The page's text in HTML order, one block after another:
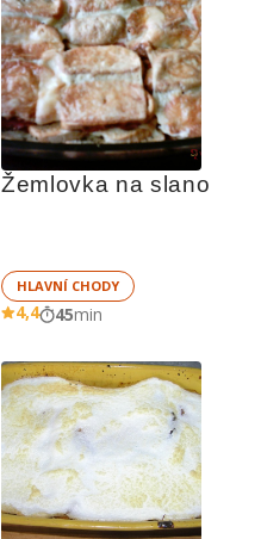
Žemlovka na slano
HLAVNÍ CHODY
4,4 45min